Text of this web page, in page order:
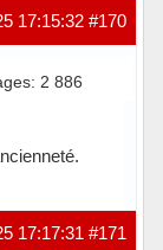
#170
17:15:32
2 886
#171
17:17:31